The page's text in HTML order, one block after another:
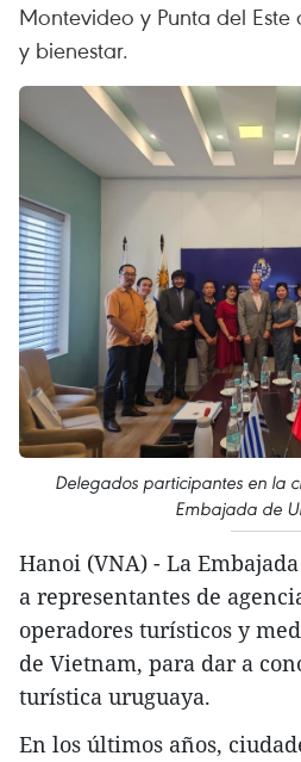
Montevideo y Punta del
y bienestar.
Delegados participantes en la
Embajada de
Hanoi (VNA) - La
a representantes de
operadores turísticos y
de Vietnam, para dar a
turística uruguaya.
En los últimos años,